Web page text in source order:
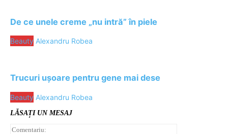
De ce unele creme „nu intră” în piele
Beauty Alexandru Robea
Trucuri ușoare pentru gene mai dese
Beauty Alexandru Robea
LĂSAȚI UN MESAJ